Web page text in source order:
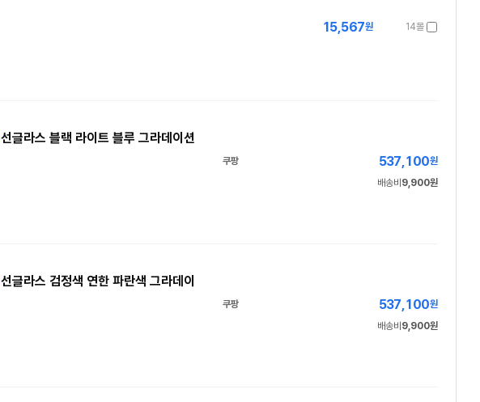
14몰
15,567원
선글라스 블랙 라이트 블루 그라데이션
쿠팡 537,100원
배송비 9,900원
선글라스 검정색 연한 파란색 그라데이
쿠팡 537,100원
배송비 9,900원